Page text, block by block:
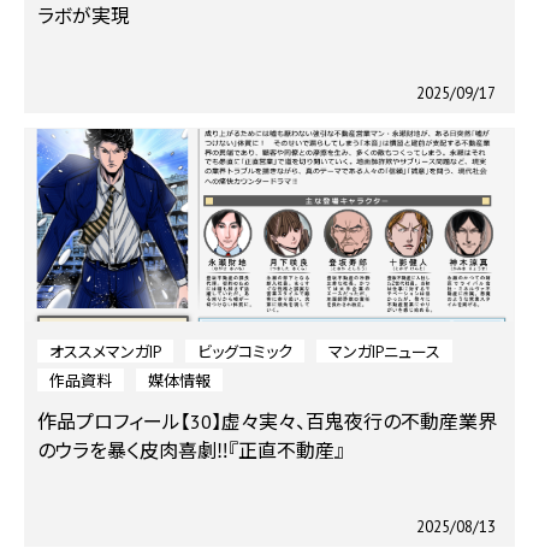
ラボが実現
2025/09/17
オススメマンガIP ビッグコミック
マンガIPニュース
作品資料
媒体情報
作品プロフィール【30】虚々実々、百鬼夜行の不動産業界
のウラを暴く皮肉喜劇‼『正直不動産』
2025/08/13